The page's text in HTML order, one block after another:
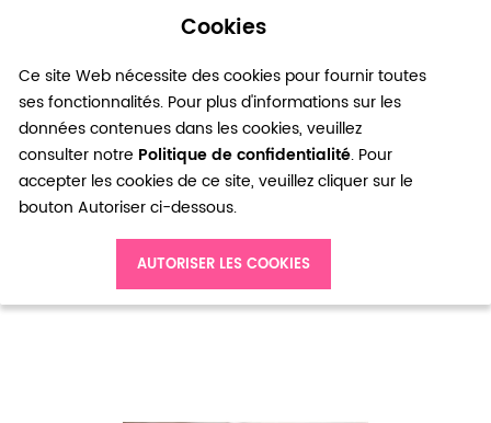
Cookies
Ce site Web nécessite des cookies pour fournir toutes
ses fonctionnalités. Pour plus d'informations sur les
données contenues dans les cookies, veuillez
consulter notre Politique de confidentialité. Pour
accepter les cookies de ce site, veuillez cliquer sur le
bouton Autoriser ci-dessous.
AUTORISER LES COOKIES
0
Pendentif Moustache Rayée Bronze vieilli x 2